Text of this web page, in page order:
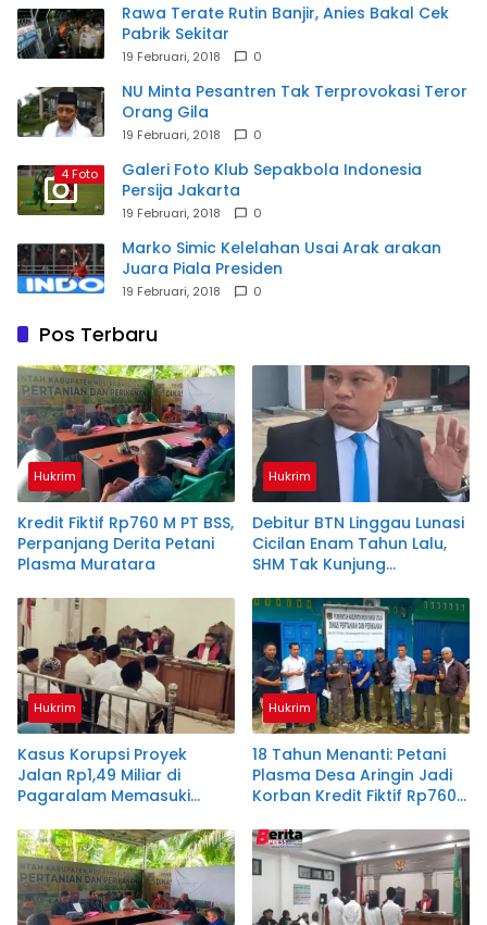
Rawa Terate Rutin Banjir, Anies Bakal Cek
Pabrik Sekitar
19 Februari, 2018 0
NU Minta Pesantren Tak Terprovokasi Teror
Orang Gila
19 Februari, 2018 0
4 Foto
Galeri Foto Klub Sepakbola Indonesia
Persija Jakarta
19 Februari, 2018 0
Marko Simic Kelelahan Usai Arak arakan
Juara Piala Presiden
19 Februari, 2018 0
Pos Terbaru
Hukrim
Kredit Fiktif Rp760 M PT BSS,
Perpanjang Derita Petani
Plasma Muratara
Hukrim
Debitur BTN Linggau Lunasi
Cicilan Enam Tahun Lalu,
SHM Tak Kunjung
Hukrim
Kasus Korupsi Proyek
Jalan Rp1,49 Miliar di
Pagaralam Memasuki
Terdakwa Dituntut 2,5
Tahun Penjara
Hukrim
18 Tahun Menanti: Petani
Plasma Desa Aringin Jadi
Korban Kredit Fiktif Rp760